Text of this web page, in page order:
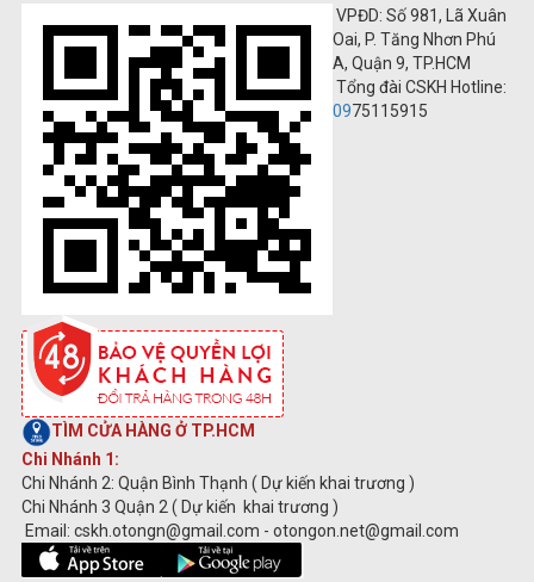
VPĐD: Số 981, Lã Xuân
Oai, P. Tăng Nhơn Phú
A, Quận 9, TP.HCM
Tổng đài CSKH Hotline:
0975115915
TÌM CỬA HÀNG Ở TP.HCM
Chi Nhánh 1:
Chi Nhánh 2: Quận Bình Thạnh ( Dự kiến khai trương )
Chi Nhánh 3 Quận 2 ( Dự kiến khai trương )
Email: cskh.otongn@gmail.com - otongon.net@gmail.com